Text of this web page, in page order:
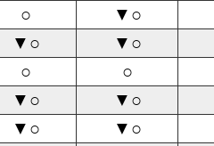
○ ▼○
▼○ ▼○
○ ○
▼○ ▼○
▼○ ▼○